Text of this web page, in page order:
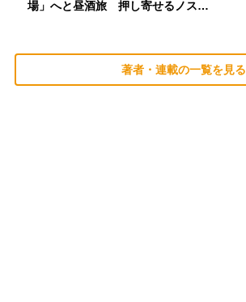
場」へと昼酒旅 押し寄せるノス…
著者・連載の一覧を見る